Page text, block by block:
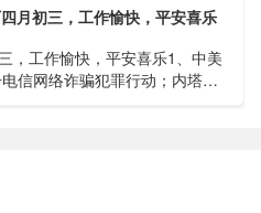
月初三，工作愉快，平安喜乐
，工作愉快，平安喜乐1、中美
信网络诈骗犯罪行动；内塔尼